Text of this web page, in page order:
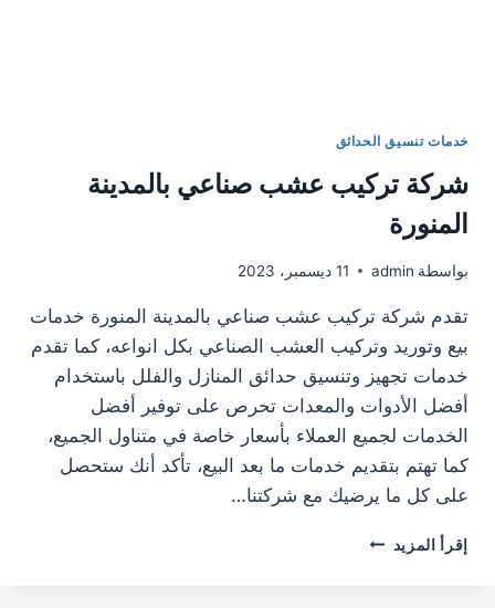
خدمات تنسيق الحدائق
شركة تركيب عشب صناعي بالمدينة
المنورة
بواسطة admin 11 ديسمبر، 2023
تقدم شركة تركيب عشب صناعي بالمدينة المنورة خدمات
بيع وتوريد وتركيب العشب الصناعي بكل انواعه، كما تقدم
خدمات تجهيز وتنسيق حدائق المنازل والفلل باستخدام
أفضل الأدوات والمعدات تحرص على توفير أفضل
الخدمات لجميع العملاء بأسعار خاصة في متناول الجميع،
كما تهتم بتقديم خدمات ما بعد البيع، تأكد أنك ستحصل
على كل ما يرضيك مع شركتنا…
إقرأ المزيد شركة